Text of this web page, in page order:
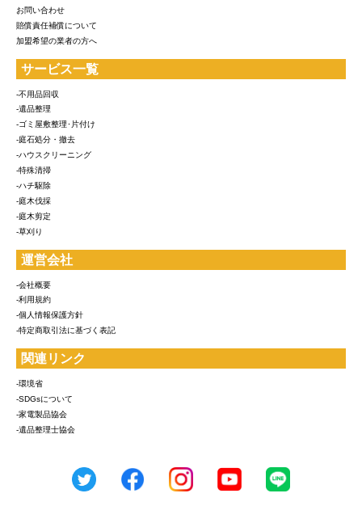
お問い合わせ
賠償責任補償について
加盟希望の業者の方へ
サービス一覧
-不用品回収
-遺品整理
-ゴミ屋敷整理･片付け
-庭石処分・撤去
-ハウスクリーニング
-特殊清掃
-ハチ駆除
-庭木伐採
-庭木剪定
-草刈り
運営会社
-会社概要
-利用規約
-個人情報保護方針
-特定商取引法に基づく表記
関連リンク
-環境省
-SDGsについて
-家電製品協会
-遺品整理士協会